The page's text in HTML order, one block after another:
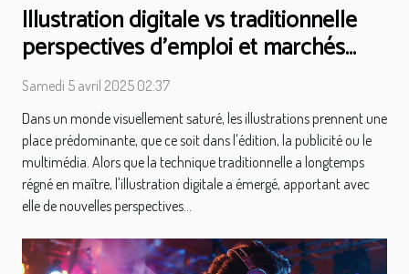
Illustration digitale vs traditionnelle
perspectives d'emploi et marchés
émergents
Samedi 5 avril 2025 02:37
Dans un monde visuellement saturé, les illustrations prennent une
place prédominante, que ce soit dans l'édition, la publicité ou le
multimédia. Alors que la technique traditionnelle a longtemps
régné en maître, l'illustration digitale a émergé, apportant avec
elle de nouvelles perspectives...